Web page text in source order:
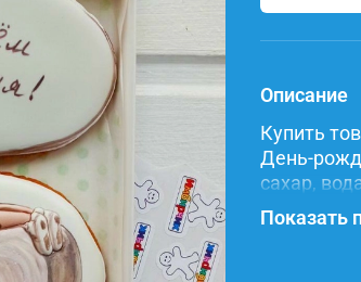
Описание
Купить
День-
сахар,
красители.
Показать